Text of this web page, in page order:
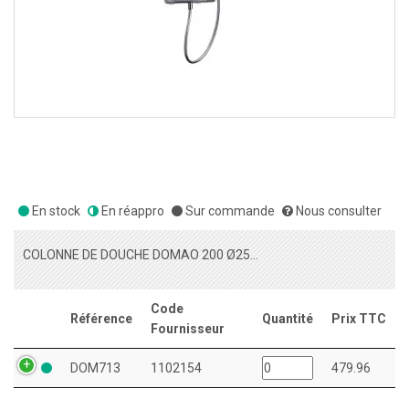
En stock En réappro Sur commande Nous consulter
COLONNE DE DOUCHE DOMAO 200 Ø250 METAL + 3 JETS CORPS TIEDE (ADOU3)
Référence
Code
Fournisseur
Quantité Prix TTC
DOM713 1102154 479.96